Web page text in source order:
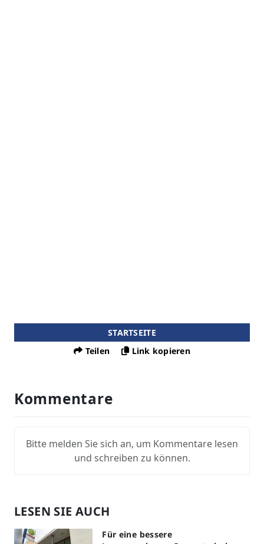
STARTSEITE
Teilen
Link kopieren
Kommentare
Bitte melden Sie sich an, um Kommentare lesen
und schreiben zu können.
LESEN SIE AUCH
Für eine bessere